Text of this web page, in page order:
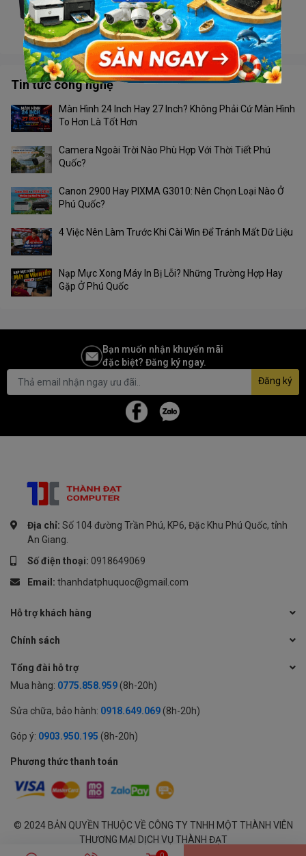
Liên hệ
Tin tức công nghệ
Màn Hình 24 Inch Hay 27 Inch? Không Phải Cứ Màn Hình
To Hơn Là Tốt Hơn
Camera Ngoài Trời Nào Phù Hợp Với Thời Tiết Phú
Quốc?
Canon 2900 Hay PIXMA G3010: Nên Chọn Loại Nào Ở
Phú Quốc?
4 Việc Nên Làm Trước Khi Cài Win Để Tránh Mất Dữ Liệu
Nạp Mực Xong Máy In Bị Lỗi? Những Trường Hợp Hay
Gặp Ở Phú Quốc
Bạn muốn nhận khuyến mãi
đặc biệt? Đăng ký ngay.
Đăng ký
Địa chỉ: Số 104 đường Trần Phú, KP6, Đặc Khu Phú Quốc, tỉnh
An Giang.
Số điện thoại: 0918649069
Email: thanhdatphuquoc@gmail.com
Hỗ trợ khách hàng
Chính sách
Tổng đài hỗ trợ
Mua hàng: 0775.858.959 (8h-20h)
Sửa chữa, bảo hành: 0918.649.069 (8h-20h)
Góp ý: 0903.950.195 (8h-20h)
Phương thức thanh toán
© 2024 BẢN QUYỀN THUỘC VỀ CÔNG TY TNHH MỘT THÀNH VIÊN
THƯƠNG MẠI DỊCH VỤ THÀNH ĐẠT
GPĐKKD: 1701594843 cấp tại Sở KH & ĐT Tỉnh An Giang | Cung cấp